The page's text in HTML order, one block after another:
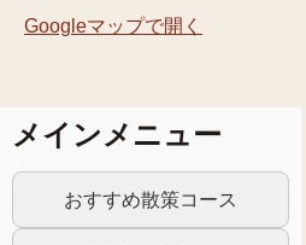
メインメニュー
おすすめ散策コース
Googleマップで開く